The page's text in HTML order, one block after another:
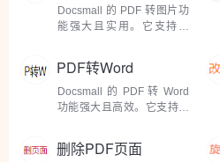
湖面上，岸边垂柳依依，还
是充满科技感的产品介...
Docsmall 的 PDF 转图片功
能强大且实用。它支持将
换为常见的图片格式，如
JPEG、PNG 等。无论是文
字为主的文档，还是包含丰
富图像、图表的 PDF，都能
PDF转Word
Docsmall 的 PDF 转 Word
功能强大且高效。它支持多
无论是纯文字的文档，还是
包含图片、表格、图表等复
删除PDF页面